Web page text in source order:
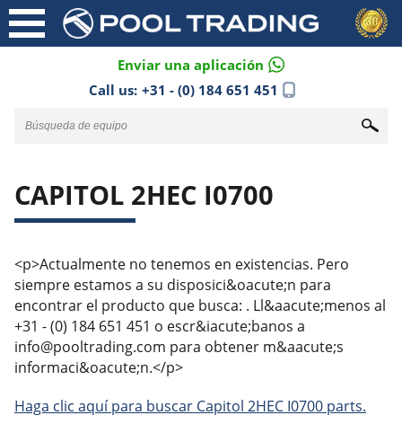
Enviar una aplicación
Call us: +31 - (0) 184 651 451
CAPITOL 2HEC I0700
<p>Actualmente no tenemos en existencias. Pero
siempre estamos a su disposici&oacute;n para
encontrar el producto que busca: . Ll&aacute;menos al
+31 - (0) 184 651 451 o escr&iacute;banos a
info@pooltrading.com para obtener m&aacute;s
informaci&oacute;n.</p>
Haga clic aquí para buscar Capitol 2HEC I0700 parts.